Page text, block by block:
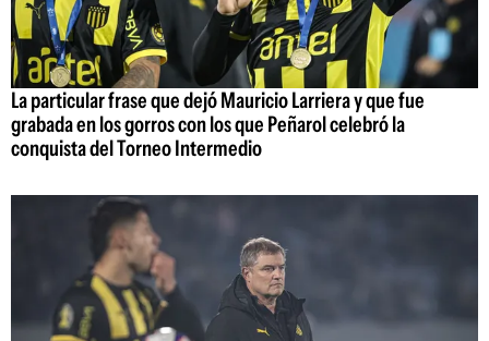
La particular frase que dejó Mauricio Larriera y que fue
grabada en los gorros con los que Peñarol celebró la
conquista del Torneo Intermedio